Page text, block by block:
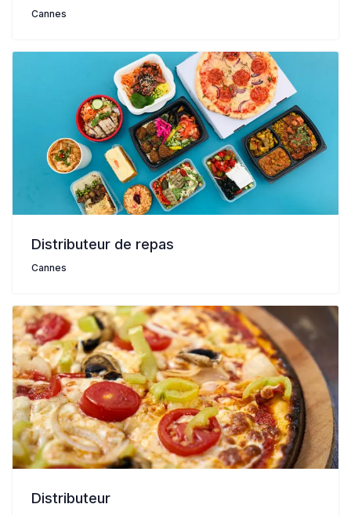
Cannes
Distributeur de repas
Cannes
Distributeur